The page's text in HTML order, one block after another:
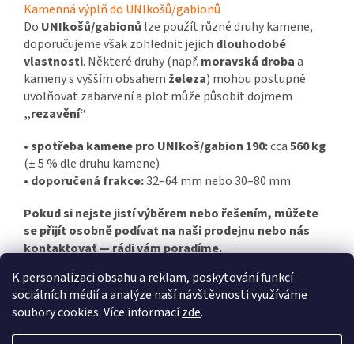
K personalizaci obsahu a reklam, poskytování funkcí
sociálních médií a analýze naší návštěvnosti využíváme
soubory cookies. Více informacízde.
Kamenná výplň do UNIkošů/gabionů
Do UNIkošů/gabionů lze použít různé druhy kamene,
doporučujeme však zohlednit jejich dlouhodobé
vlastnosti. Některé druhy (např. moravská drobaa
kameny s vyšším obsahem železa) mohou postupně
uvolňovat zabarvení a plot může působit dojmem
„rezavění“.
•spotřeba kamene pro UNIkoš/gabion 190:cca560 kg
(± 5 % dle druhu kamene)
• doporučená frakce:32–64 mm nebo 30–80 mm
Pokud si nejste jistí výběrem nebo řešením, můžete
se přijít osobně podívat na naši prodejnu nebo nás
kontaktovat — rádi vám poradíme.